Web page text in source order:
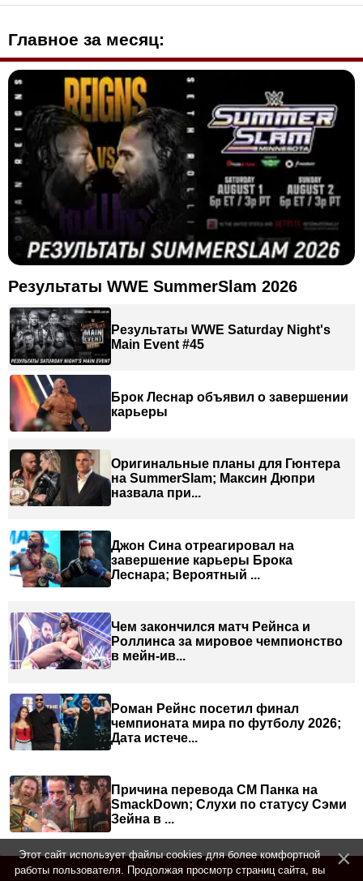
Главное за месяц:
Результаты WWE SummerSlam 2026
Результаты WWE Saturday Night's
Main Event #45
Брок Леснар объявил о завершении
карьеры
Оригинальные планы для Гюнтера
на SummerSlam; Максин Дюпри
назвала при...
Джон Сина отреагировал на
завершение карьеры Брока
Леснара; Вероятный ...
Чем закончился матч Рейнса и
Роллинса за мировое чемпионство
в мейн-ив...
Роман Рейнс посетил финал
чемпионата мира по футболу 2026;
Дата истече...
Причина перевода СМ Панка на
SmackDown; Слухи по статусу Сэми
Зейна в ...
Этот сайт использует файлы cookies для более комфортной
работы пользователя. Продолжая просмотр страниц сайта, вы